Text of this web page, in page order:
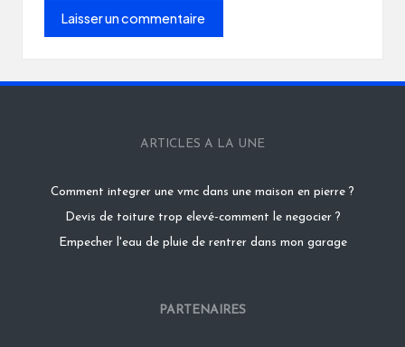
ARTICLES A LA UNE
Comment integrer une vmc dans une maison en pierre ?
Devis de toiture trop elevé-comment le negocier ?
Empecher l'eau de pluie de rentrer dans mon garage
PARTENAIRES